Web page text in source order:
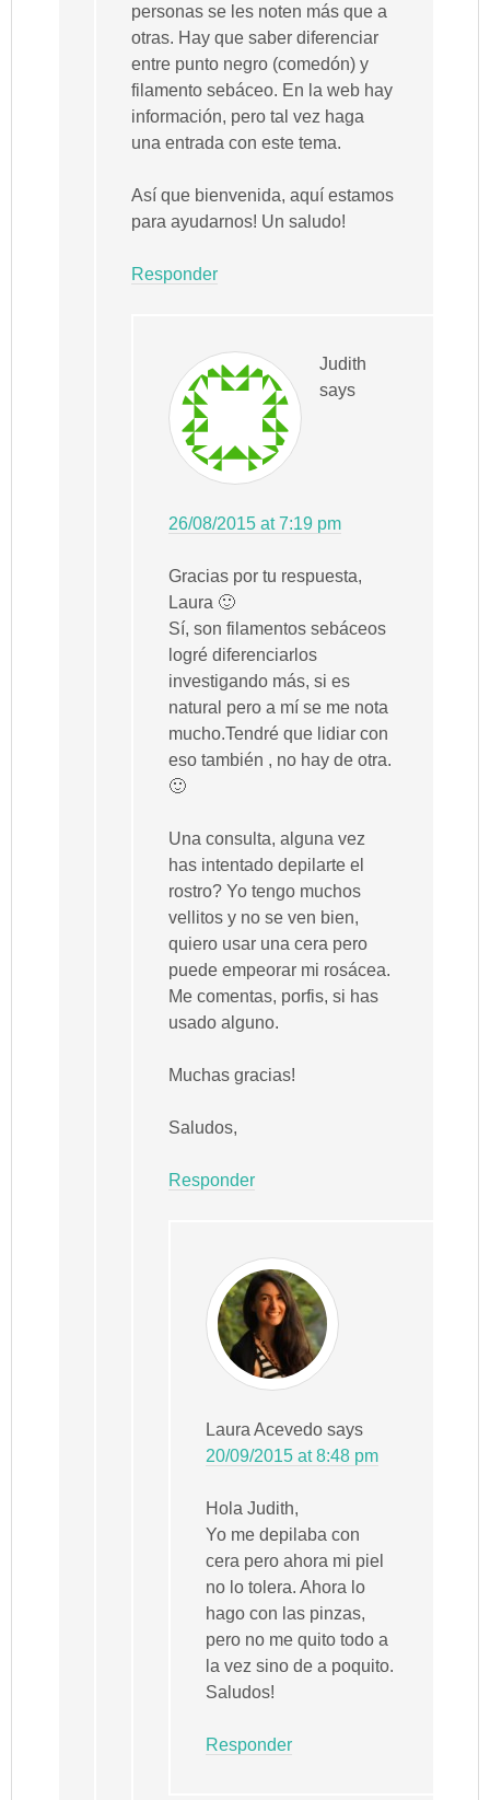
personas se les noten más que a
otras. Hay que saber diferenciar
entre punto negro (comedón) y
filamento sebáceo. En la web hay
información, pero tal vez haga
una entrada con este tema.
Así que bienvenida, aquí estamos
para ayudarnos! Un saludo!
Responder
Judith
says
26/08/2015 at 7:19 pm
Gracias por tu respuesta,
Laura 🙂
Sí, son filamentos sebáceos
logré diferenciarlos
investigando más, si es
natural pero a mí se me nota
mucho.Tendré que lidiar con
eso también , no hay de otra.
🙂
Una consulta, alguna vez
has intentado depilarte el
rostro? Yo tengo muchos
vellitos y no se ven bien,
quiero usar una cera pero
puede empeorar mi rosácea.
Me comentas, porfis, si has
usado alguno.
Muchas gracias!
Saludos,
Responder
Laura Acevedo says
20/09/2015 at 8:48 pm
Hola Judith,
Yo me depilaba con
cera pero ahora mi piel
no lo tolera. Ahora lo
hago con las pinzas,
pero no me quito todo a
la vez sino de a poquito.
Saludos!
Responder